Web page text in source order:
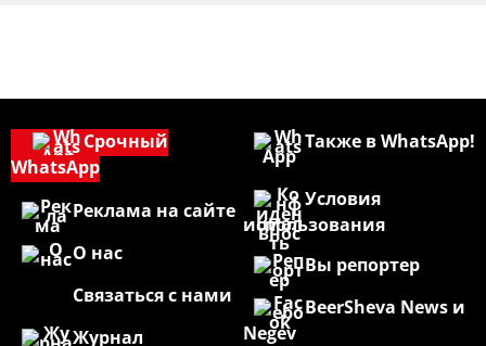
Также в WhatsApp!
Условия
использования
Вы репортер
BeerSheva News и
Negev
Срочный
WhatsApp
Реклама на сайте
О нас
Связаться с нами
Журнал